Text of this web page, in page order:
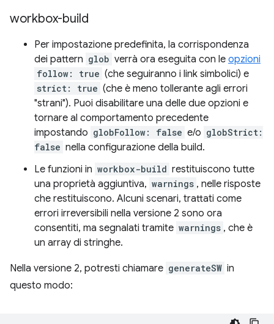
workbox-build
Per impostazione predefinita, la corrispondenza
dei pattern glob verrà ora eseguita con le opzioni
follow: true (che seguiranno i link simbolici) e
strict: true (che è meno tollerante agli errori
"strani"). Puoi disabilitare una delle due opzioni e
tornare al comportamento precedente
impostando globFollow: false e/o globStrict:
false nella configurazione della build.
Le funzioni in workbox-build restituiscono tutte
una proprietà aggiuntiva, warnings , nelle risposte
che restituiscono. Alcuni scenari, trattati come
errori irreversibili nella versione 2 sono ora
consentiti, ma segnalati tramite warnings , che è
un array di stringhe.
Nella versione 2, potresti chiamare generateSW in
questo modo: